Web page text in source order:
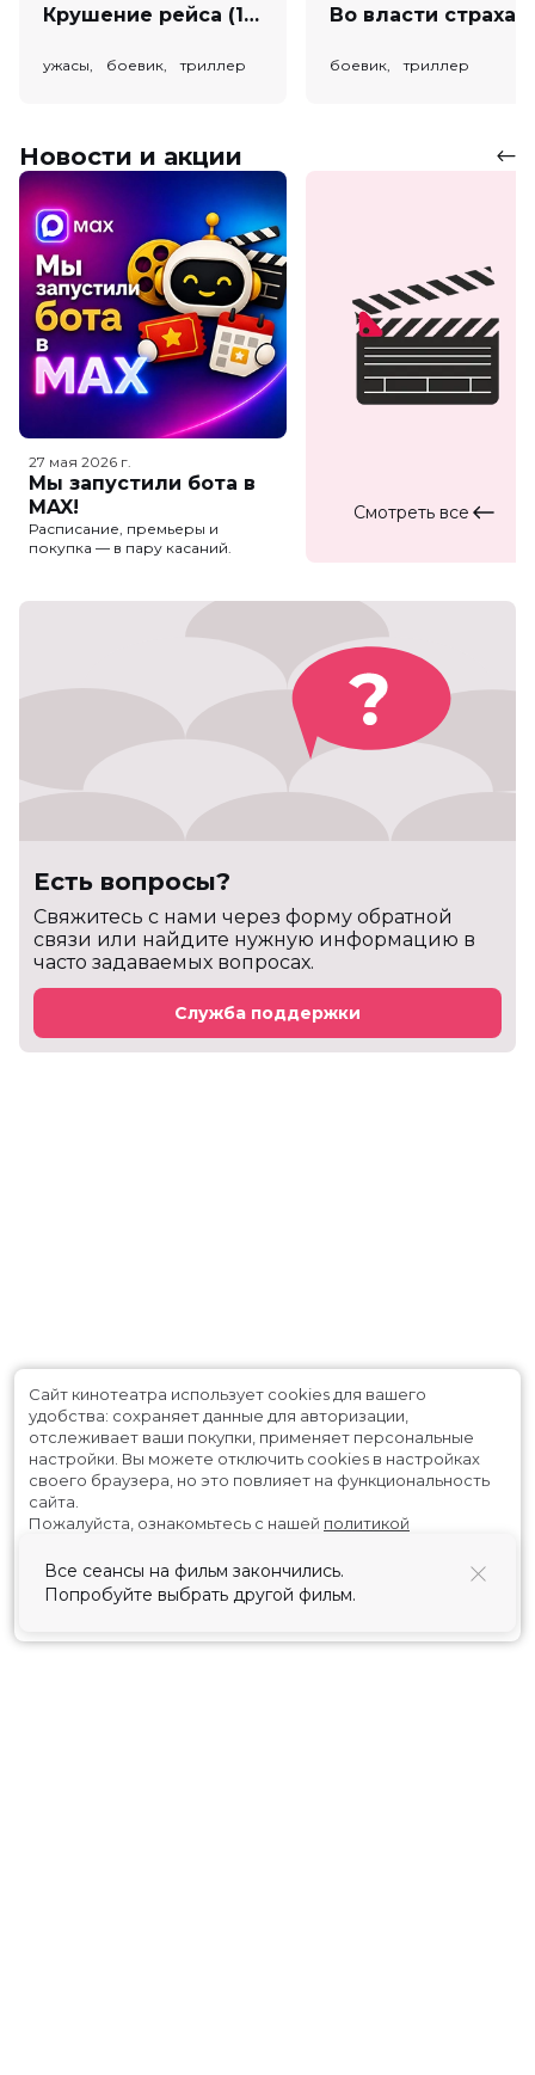
Крушение рейса (18+)
ужасы, боевик, триллер боевик, триллер
Новости и акции
27 мая 2026 г.
Мы запустили бота в
MAX!
Расписание, премьеры и
покупка — в пару касаний.
Смотреть все
Есть вопросы?
Cвяжитесь с нами через форму обратной
связи или найдите нужную информацию в
часто задаваемых вопросах.
Служба поддержки
Все сеансы на фильм закончились.
Попробуйте выбрать другой фильм.
Сайт кинотеатра использует cookies для вашего
удобства: сохраняет данные для авторизации,
отслеживает ваши покупки, применяет персональные
настройки. Вы можете отключить cookies в настройках
своего браузера, но это повлияет на функциональность
сайта.
Пожалуйста, ознакомьтесь с нашей политикой
Принять